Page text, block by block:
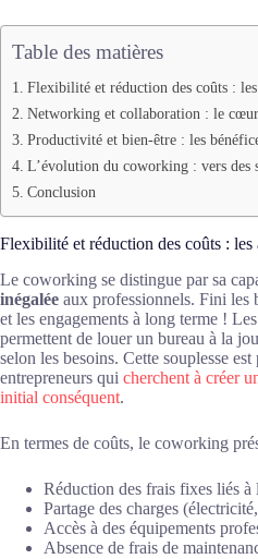
Table des matières
Flexibilité et réduction des coûts :
Networking et collaboration : le
Productivité et bien-être : les
L’évolution du coworking : vers des
Conclusion
Flexibilité et réduction des coûts :
Le coworking se distingue par sa
inégalée aux professionnels. Fini les
et les engagements à long terme !
permettent de louer un bureau à la
selon les besoins. Cette souplesse
entrepreneurs qui cherchent à créer
initial conséquent.
En termes de coûts, le coworking
Réduction des frais fixes liés
Partage des charges
Accès à des équipements
Absence de frais de